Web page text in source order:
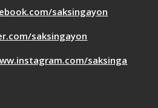
saksingayon
saksingayon
saksinga